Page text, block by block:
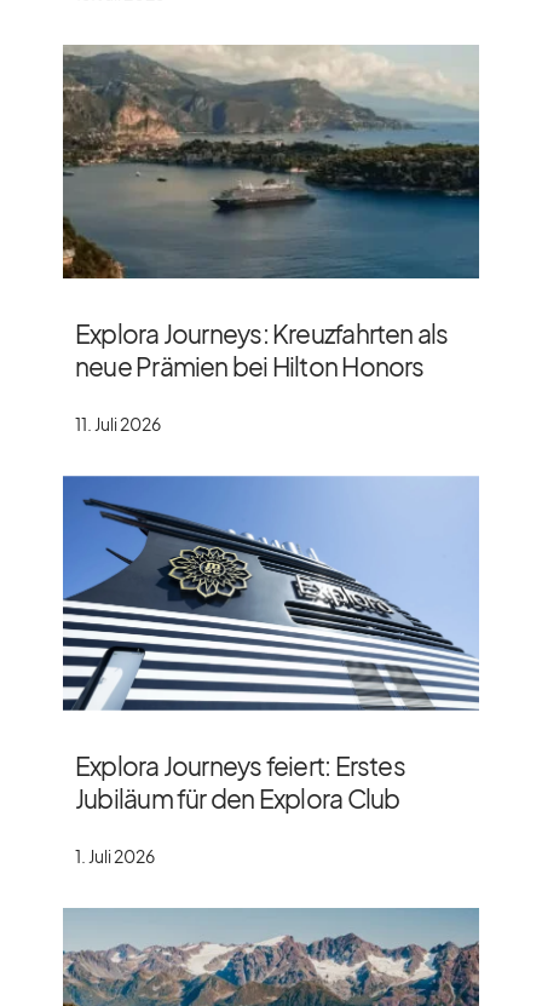
Explora Journeys: Kreuzfahrten als
neue Prämien bei Hilton Honors
11. Juli 2026
Explora Journeys feiert: Erstes
Jubiläum für den Explora Club
1. Juli 2026